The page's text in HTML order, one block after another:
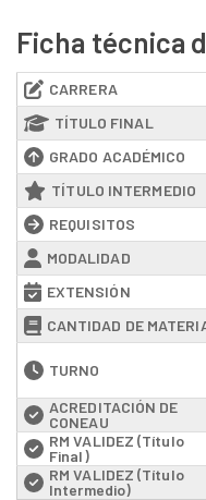
Ficha técnica
CARRERA
TÍTULO FINAL
GRADO ACADÉMICO
TÍTULO INTERMEDIO
REQUISITOS
MODALIDAD
EXTENSIÓN
CANTIDAD DE
TURNO
ACREDITACIÓN DE
CONEAU
RM VALIDEZ (Título
Final)
RM VALIDEZ (Título
Intermedio)